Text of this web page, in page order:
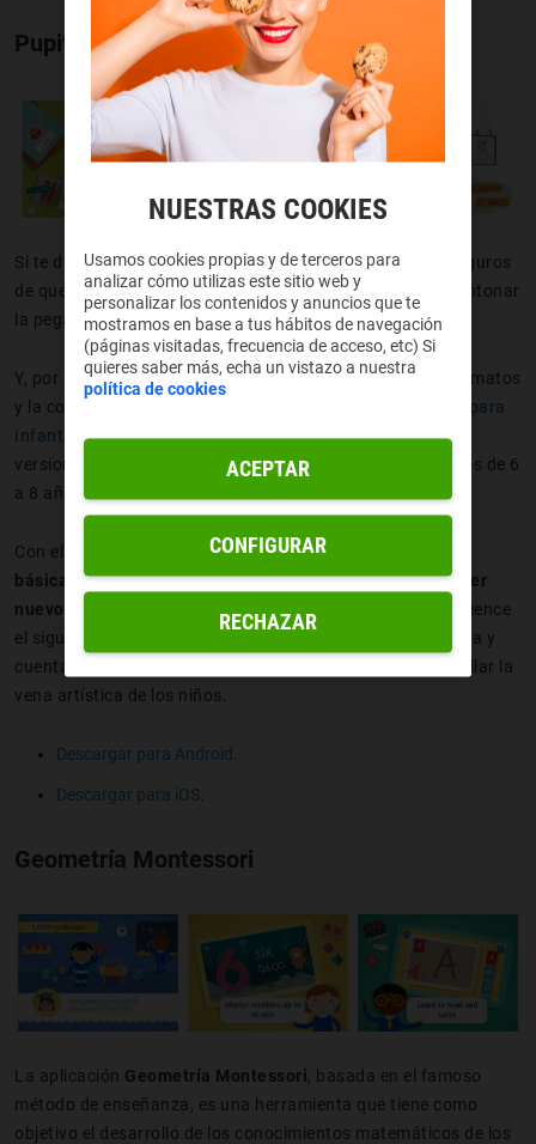
Pupitre
Si te decimos eso de'vacaciones Santillana' , estamos seguros
de que no vas a poder leer esas dos palabras juntas sin entonar
la pegadiza canción que marcó los veranos de tu niñez.
Y, por supuesto, también se ha adaptado a los nuevos formatos
y la conocida editorial ha creado
varias apps educativas para
infantil
entre las que se encuentra Pupitre, que tiene dos
versiones: una para edades de 3 a 5 años y otra para niños de 6
a 8 años.
Con ella los más pequeños podrándesarrollar destrezas
básicas, reforzar lo aprendido durante el curso y aprender
nuevos conceptos
que les vendrán de perlas cuando comience
el siguiente curso. Está presentada en una interfaz sencilla y
cuenta con un simulador de texturas que permite desarrollar la
vena artística de los niños.
Descargar para Android
Descargar para iOS
Geometría Montessori
La aplicación Geometría Montessori, basada en el famoso
método de enseñanza, es una herramienta que tiene como
objetivo el desarrollo de los conocimientos matemáticos de los
NUESTRAS COOKIES
Usamos cookies propias y de terceros para
analizar cómo utilizas este sitio web y
personalizar los contenidos y anuncios que te
mostramos en base a tus hábitos de navegación
(páginas visitadas, frecuencia de acceso, etc) Si
quieres saber más, echa un vistazo a nuestra
política de cookies
RECHAZAR
ACEPTAR
CONFIGURAR